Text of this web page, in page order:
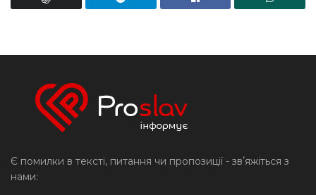
Є помилки в тексті, питання чи пропозиції - звʼяжіться з
нами: